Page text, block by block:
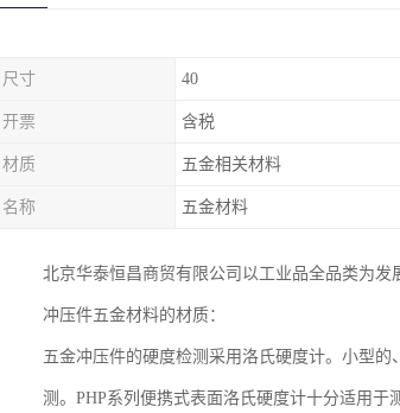
尺寸 40
开票 含税
材质 五金相关材料
名称 五金材料
北京华泰恒昌商贸有限公司以工业品全品类为发
冲压件五金材料的材质：
五金冲压件的硬度检测采用洛氏硬度计。小型
测。PHP系列便携式表面洛氏硬度计十分适用